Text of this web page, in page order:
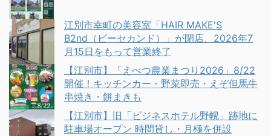
江別市幸町の美容室「HAIR MAKE'S
B2nd（ビーセカンド）」が閉店、2026年7
月15日をもって営業終了
【江別市】「えべつ農業まつり2026」8/22
開催！キッチンカー・野菜即売・えぞ但馬牛
串焼き・餅まきも
【江別市】旧「ビジネスホテル野幌」跡地に
駐車場オープン 時間貸し・月極を併設